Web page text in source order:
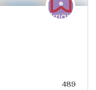
489